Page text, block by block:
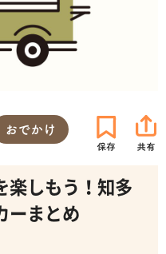
おでかけ
楽しもう！知多
ーまとめ